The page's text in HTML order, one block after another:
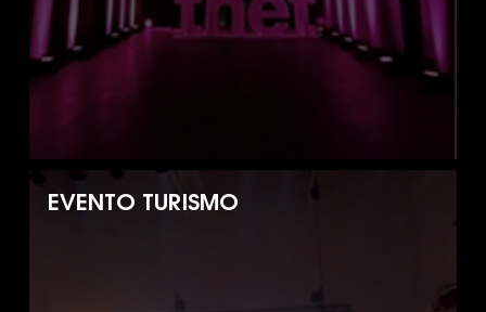
EVENTO TURISMO